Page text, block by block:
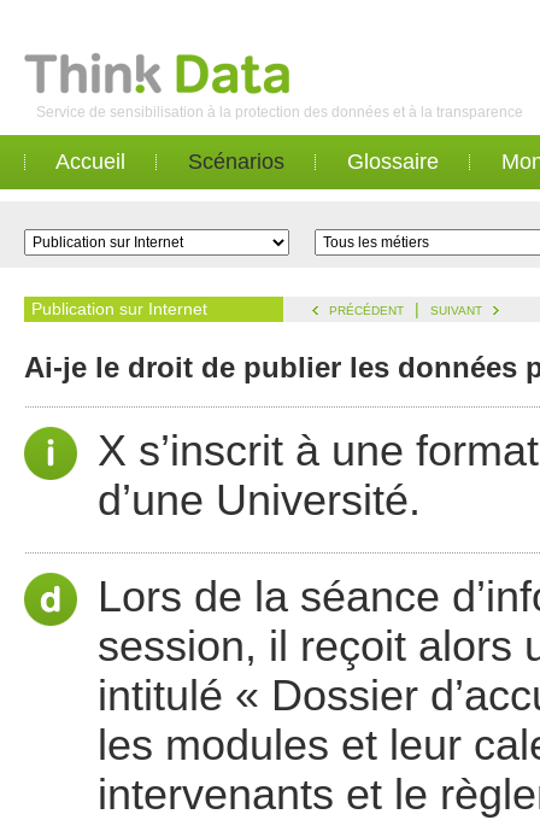
Service de sensibilisation à la protection des données et à la transparence
Accueil Scénarios Glossaire
Publication sur Internet PRÉCÉDENT | SUIVANT
Ai-je le droit de publier les données
X s’inscrit à une
d’une Université.
Lors de la séance
session, il reçoit alors
intitulé « Dossier
les modules et leur
intervenants et le